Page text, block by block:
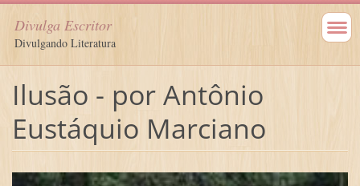
Divulga Escritor
Divulgando Literatura
Ilusão - por Antônio
Eustáquio Marciano